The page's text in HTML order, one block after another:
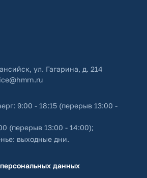
ул. Гагарина, д. 214
9:00 - 18:15 (перерыв 13:00 -
(перерыв 13:00 - 14:00);
выходные дни.
данных